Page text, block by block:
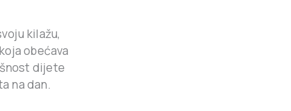
kilažu,
obećava
dijete
na dan.